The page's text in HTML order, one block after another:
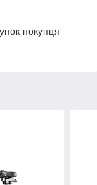
покупця